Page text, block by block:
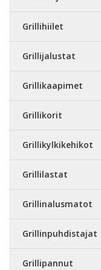
Grillihiilet
Grillijalustat
Grillikaapimet
Grillikorit
Grillikylkikehikot
Grillilastat
Grillinalusmatot
Grillinpuhdistajat
Grillipannut